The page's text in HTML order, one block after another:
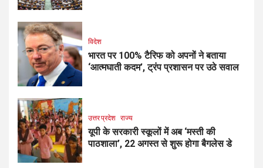
विदेश
भारत पर 100% टैरिफ को अपनों ने बताया
‘आत्मघाती कदम’, ट्रंप प्रशासन पर उठे सवाल
उत्तर प्रदेश राज्य
यूपी के सरकारी स्कूलों में अब ‘मस्ती की
पाठशाला’, 22 अगस्त से शुरू होगा बैगलेस डे